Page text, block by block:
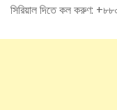
সিরিয়াল দিতে কল করুণ: